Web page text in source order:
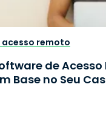
acesso remoto
de Acesso
Base no Seu